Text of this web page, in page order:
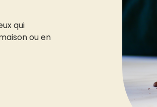
qui
ou en